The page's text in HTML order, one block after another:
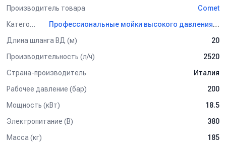
Производитель товара
Comet
Категория
Профессиональные мойки высокого давления Comet
Длина шланга ВД (м)
20
Производительность (л/ч)
2520
Страна-производитель
Италия
Рабочее давление (бар)
200
Мощность (кВт)
18.5
Электропитание (В)
380
Масса (кг)
185